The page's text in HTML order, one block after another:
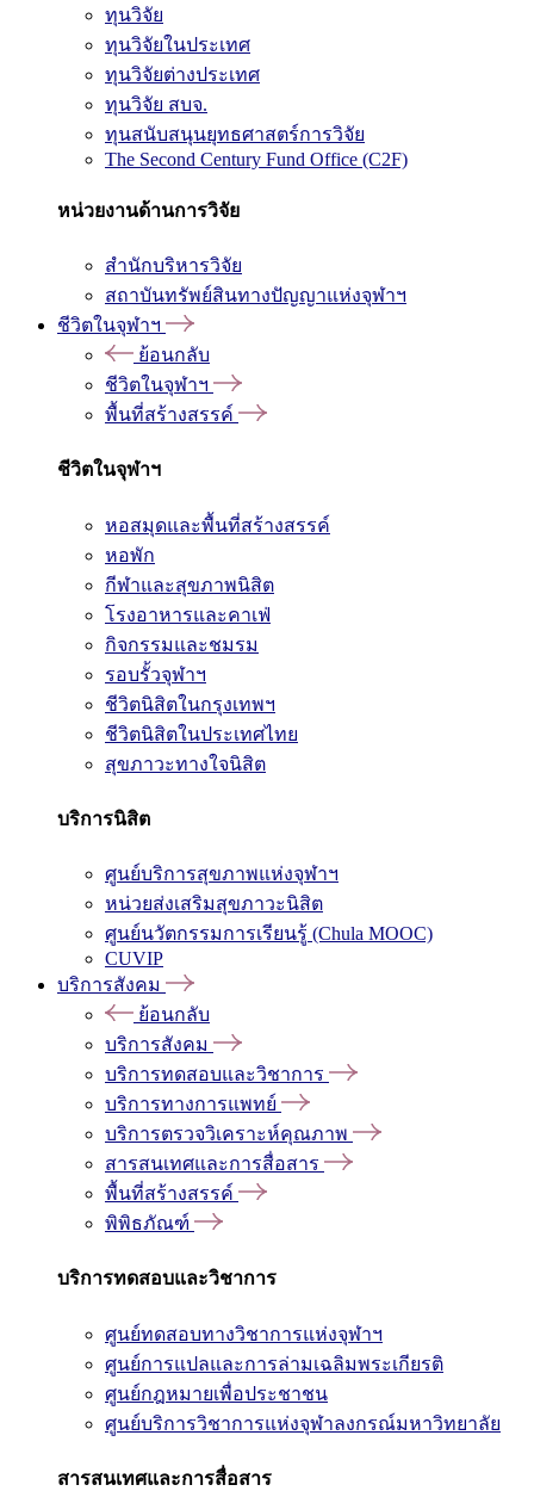
ทุนวิจัย
ทุนวิจัยในประเทศ
ทุนวิจัยต่างประเทศ
ทุนวิจัย สบจ.
ทุนสนับสนุนยุทธศาสตร์การวิจัย
The Second Century Fund Office (C2F)
หน่วยงานด้านการวิจัย
สำนักบริหารวิจัย
สถาบันทรัพย์สินทางปัญญาแห่งจุฬาฯ
ชีวิตในจุฬาฯ
ย้อนกลับ
ชีวิตในจุฬาฯ
พื้นที่สร้างสรรค์
ชีวิตในจุฬาฯ
หอสมุดและพื้นที่สร้างสรรค์
หอพัก
กีฬาและสุขภาพนิสิต
โรงอาหารและคาเฟ่
กิจกรรมและชมรม
รอบรั้วจุฬาฯ
ชีวิตนิสิตในกรุงเทพฯ
ชีวิตนิสิตในประเทศไทย
สุขภาวะทางใจนิสิต
บริการนิสิต
ศูนย์บริการสุขภาพแห่งจุฬาฯ
หน่วยส่งเสริมสุขภาวะนิสิต
ศูนย์นวัตกรรมการเรียนรู้ (Chula MOOC)
CUVIP
บริการสังคม
ย้อนกลับ
บริการสังคม
บริการทดสอบและวิชาการ
บริการทางการแพทย์
บริการตรวจวิเคราะห์คุณภาพ
สารสนเทศและการสื่อสาร
พื้นที่สร้างสรรค์
พิพิธภัณฑ์
บริการทดสอบและวิชาการ
ศูนย์ทดสอบทางวิชาการแห่งจุฬาฯ
ศูนย์การแปลและการล่ามเฉลิมพระเกียรติ
ศูนย์กฎหมายเพื่อประชาชน
ศูนย์บริการวิชาการแห่งจุฬาลงกรณ์มหาวิทยาลัย
สารสนเทศและการสื่อสาร